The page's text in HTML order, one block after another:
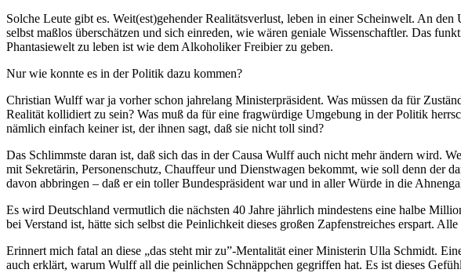
Solche Leute gibt es. Weit(est)gehender Realitätsverlust, leben in einer Scheinwelt. An
selbst maßlos überschätzen und sich einreden, wie wären geniale Wissenschaftler. Das
Phantasiewelt zu leben ist wie dem Alkoholiker Freibier zu geben.
Nur wie konnte es in der Politik dazu kommen?
Christian Wulff war ja vorher schon jahrelang Ministerpräsident. Was müssen da für
Realität kollidiert zu sein? Was muß da für eine fragwürdige Umgebung in der Politik
nämlich einfach keiner ist, der ihnen sagt, daß sie nicht toll sind?
Das Schlimmste daran ist, daß sich das in der Causa Wulff auch nicht mehr ändern wird.
mit Sekretärin, Personenschutz, Chauffeur und Dienstwagen bekommt, wie soll denn der
davon abbringen – daß er ein toller Bundespräsident war und in aller Würde in die
Es wird Deutschland vermutlich die nächsten 40 Jahre jährlich mindestens eine halbe
bei Verstand ist, hätte sich selbst die Peinlichkeit dieses großen Zapfenstreiches erspart.
Erinnert mich fatal an diese „das steht mir zu”-Mentalität einer Ministerin Ulla Schmidt.
auch erklärt, warum Wulff all die peinlichen Schnäppchen gegriffen hat. Es ist dieses